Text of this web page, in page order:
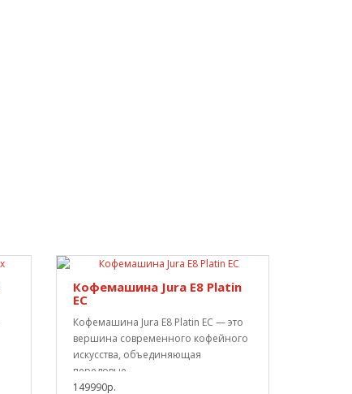
Кофемашина Jura E8 Platin
EC
Кофемашина Jura E8 Platin EC — это
вершина современного кофейного
искусства, объединяющая
передовые ..
149990р.